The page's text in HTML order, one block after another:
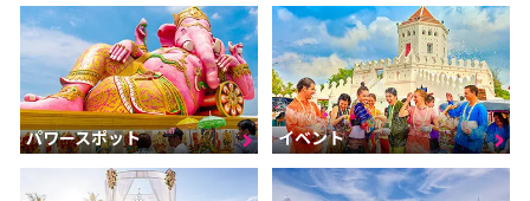
パワースポット イベント